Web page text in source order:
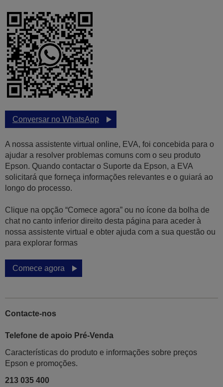
Conversar no WhatsApp
A nossa assistente virtual online, EVA, foi concebida para o
ajudar a resolver problemas comuns com o seu produto
Epson. Quando contactar o Suporte da Epson, a EVA
solicitará que forneça informações relevantes e o guiará ao
longo do processo.
Clique na opção “Comece agora” ou no ícone da bolha de
chat no canto inferior direito desta página para aceder à
nossa assistente virtual e obter ajuda com a sua questão ou
para explorar formas
Comece agora
Contacte-nos
Telefone de apoio Pré-Venda
Características do produto e informações sobre preços
Epson e promoções.
213 035 400